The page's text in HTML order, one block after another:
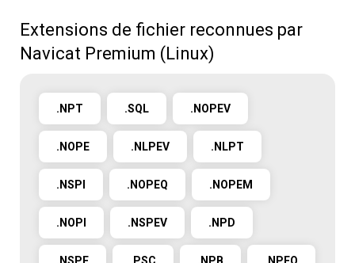
Extensions de fichier reconnues par
Navicat Premium (Linux)
.NPT .SQL .NOPEV
.NOPE .NLPEV .NLPT
.NSPI .NOPEQ .NOPEM
.NOPI .NSPEV .NPD